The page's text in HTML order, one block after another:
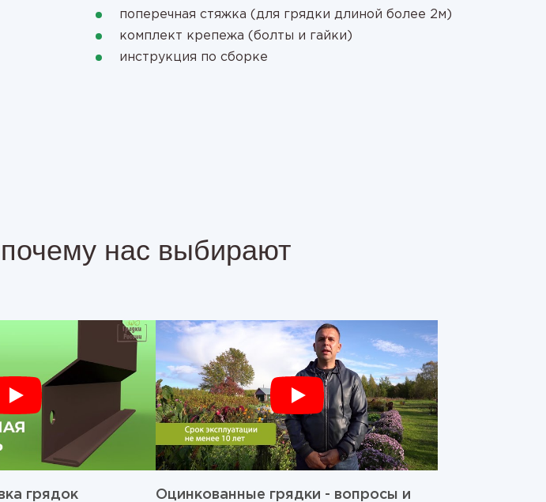
поперечная стяжка (для грядки длиной более 2м)
комплект крепежа (болты и гайки)
инструкция по сборке
нас выбирают
грядок
Оцинкованные грядки - вопросы и